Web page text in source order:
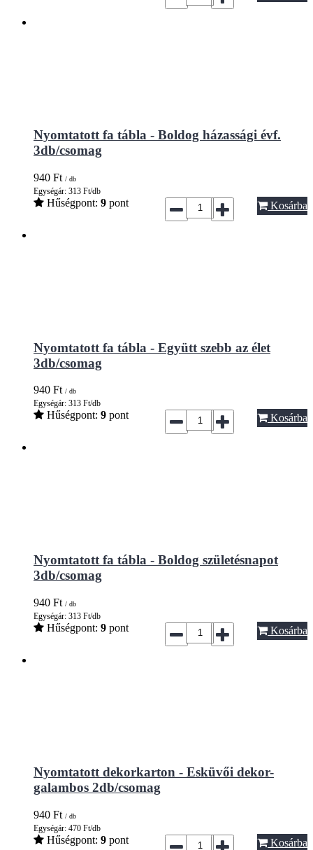
Nyomtatott fa tábla - Boldog házassági évf.
3db/csomag
940 Ft / db
Egységár: 313 Ft/db
Hűségpont: 9 pont Kosárba
Nyomtatott fa tábla - Együtt szebb az élet
3db/csomag
940 Ft / db
Egységár: 313 Ft/db
Hűségpont: 9 pont Kosárba
Nyomtatott fa tábla - Boldog születésnapot
3db/csomag
940 Ft / db
Egységár: 313 Ft/db
Hűségpont: 9 pont Kosárba
Nyomtatott dekorkarton - Esküvői dekor-
galambos 2db/csomag
940 Ft / db
Egységár: 470 Ft/db
Hűségpont: 9 pont Kosárba